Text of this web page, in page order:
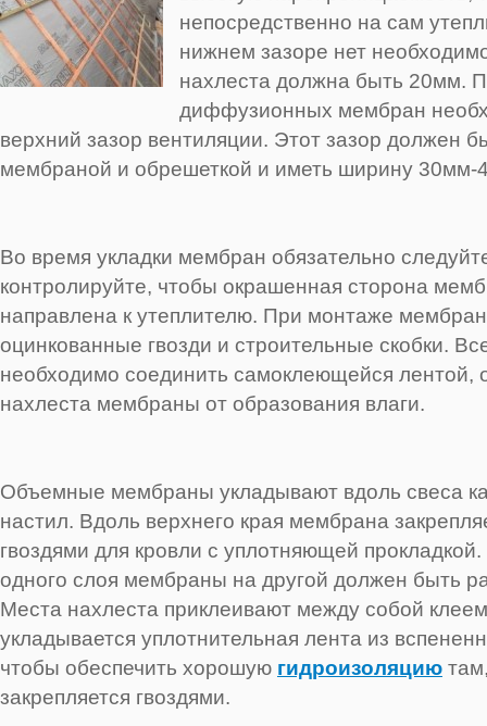
непосредственно на сам
нижнем зазоре нет
нахлеста должна быть 20мм.
диффузионных мембран
верхний зазор вентиляции. Этот зазор должен
мембраной и обрешеткой и иметь ширину 30мм-
Во время укладки мембран обязательно
контролируйте, чтобы окрашенная сторона
направлена к утеплителю. При монтаже
оцинкованные гвозди и строительные скобки.
необходимо соединить самоклеющейся лентой,
нахлеста мембраны от образования влаги.
Объемные мембраны укладывают вдоль свеса
настил. Вдоль верхнего края мембрана
гвоздями для кровли с уплотняющей
одного слоя мембраны на другой должен быть
Места нахлеста приклеивают между собой
укладывается уплотнительная лента из
чтобы обеспечить хорошую гидроизоляцию
закрепляется гвоздями.